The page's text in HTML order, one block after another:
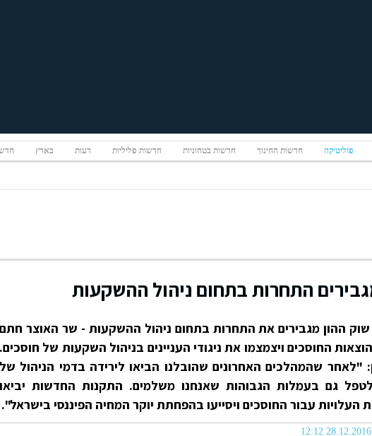
פוליטיקה חדשות החינוך חדשות בטחוניות חדשות פליליות דעות בארץ
התחרות בתחום ניהול ההשקעות
ההון מגבירים את התחרות בתחום ניהול ההשקעות - שר האוצר חתם
החוסכים ויצמצמו את ניגודי העניינים בניהול השקעות של חוסכים.
שהמהלכים האחרונים שהובלנו הביאו לירידה בדמי הניהול של
גם בעמלות הגבוהות שאנחנו משלמים. התקנות החדשות יביאו
עבור החוסכים ויסייעו בהפחתת יוקר המחיה הפיננסי בישראל".